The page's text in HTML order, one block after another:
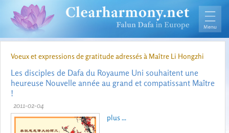
Voeux et expressions de gratitude adressés à Maître Li Hongzhi
Les disciples de Dafa du Royaume Uni souhaitent une
heureuse Nouvelle année au grand et compatissant Maître
!
2011-02-04
plus ...